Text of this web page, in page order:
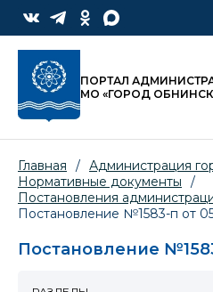
ПОРТАЛ
МО «ГОРОД
Главная / Администрация
Нормативные документы
/
Постановления
Постановление №1583-п от
Постановление